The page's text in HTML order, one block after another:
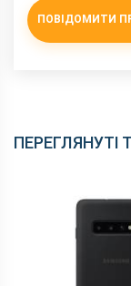
ПОВІДОМИТИ
ПЕРЕГЛЯНУТІ